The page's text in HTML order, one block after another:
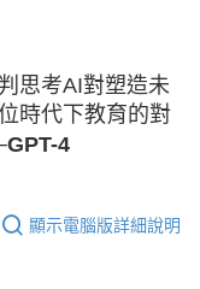
思考AI對塑造未
時代下教育的對
4
顯示電腦版詳細說明